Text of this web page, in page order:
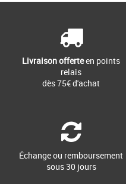
Livraison offerteen points
relais
dès 75€ d'achat
Échange ou remboursement
sous 30 jours